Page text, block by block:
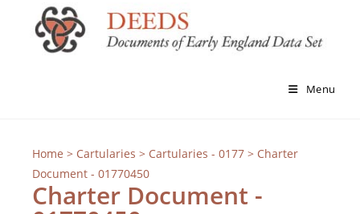
Menu
Home > Cartularies > Cartularies - 0177> Charter
Document - 01770450
Charter Document -